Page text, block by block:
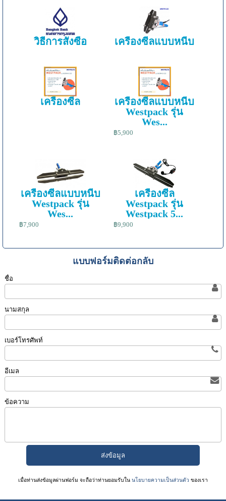
วิธีการสั่งซื้อ เครื่องซีลแบบหนีบ
เครื่องซีล
เครื่องซีลแบบหนีบ
Westpack รุ่น
Wes...
฿5,900
เครื่องซีลแบบหนีบ
Westpack รุ่น
Wes...
฿7,900
เครื่องซีล
Westpack รุ่น
Westpack 5...
฿9,900
แบบฟอร์มติดต่อกลับ
ชื่อ
นามสกุล
เบอร์โทรศัพท์
อีเมล
ข้อความ
เมื่อท่านส่งข้อมูลผ่านฟอร์ม จะถือว่าท่านยอมรับในนโยบายความเป็นส่วนตัว ของเรา